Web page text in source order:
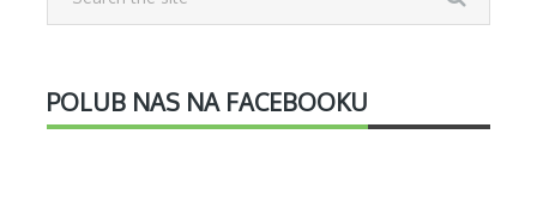
POLUB NAS NA FACEBOOKU